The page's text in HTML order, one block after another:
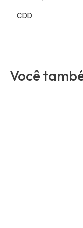
CDD
Você